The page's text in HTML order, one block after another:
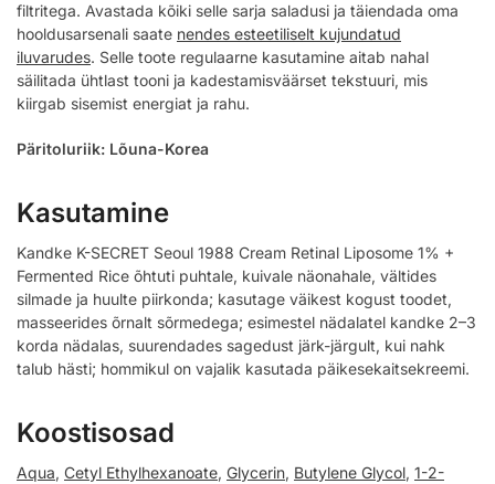
filtritega. Avastada kõiki selle sarja saladusi ja täiendada oma
hooldusarsenali saate nendes esteetiliselt kujundatud
iluvarudes. Selle toote regulaarne kasutamine aitab nahal
säilitada ühtlast tooni ja kadestamisväärset tekstuuri, mis
kiirgab sisemist energiat ja rahu.
Päritoluriik: Lõuna-Korea
Kasutamine
Kandke K-SECRET Seoul 1988 Cream Retinal Liposome 1% +
Fermented Rice õhtuti puhtale, kuivale näonahale, vältides
silmade ja huulte piirkonda; kasutage väikest kogust toodet,
masseerides õrnalt sõrmedega; esimestel nädalatel kandke 2–3
korda nädalas, suurendades sagedust järk-järgult, kui nahk
talub hästi; hommikul on vajalik kasutada päikesekaitsekreemi.
Koostisosad
Aqua, Cetyl Ethylhexanoate, Glycerin, Butylene Glycol, 1-2-